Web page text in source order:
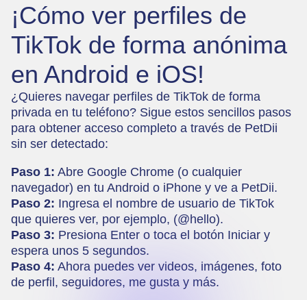
¡Cómo ver perfiles de
TikTok de forma anónima
en Android e iOS!
¿Quieres navegar perfiles de TikTok de forma
privada en tu teléfono? Sigue estos sencillos pasos
para obtener acceso completo a través de PetDii
sin ser detectado:
Paso 1: Abre Google Chrome (o cualquier
navegador) en tu Android o iPhone y ve a PetDii.
Paso 2: Ingresa el nombre de usuario de TikTok
que quieres ver, por ejemplo, (@hello).
Paso 3: Presiona Enter o toca el botón Iniciar y
espera unos 5 segundos.
Paso 4: Ahora puedes ver videos, imágenes, foto
de perfil, seguidores, me gusta y más.